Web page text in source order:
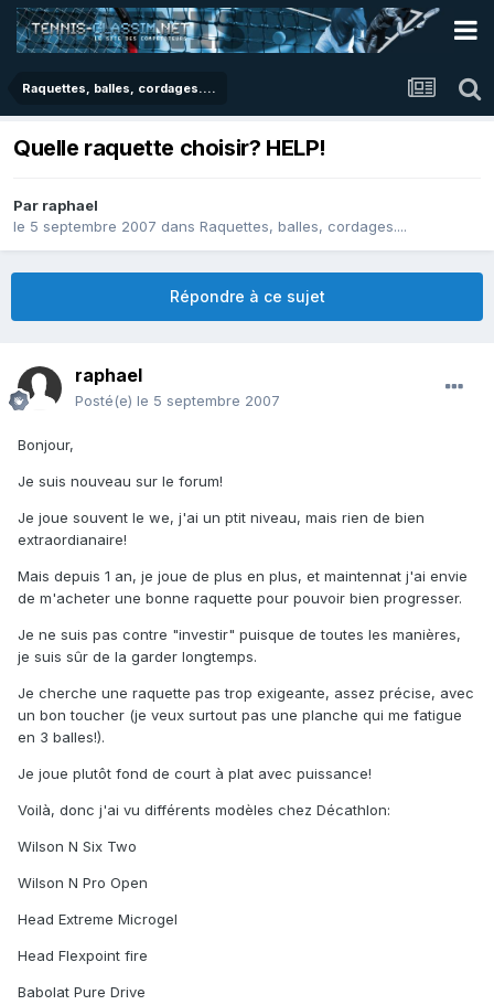
Raquettes, balles, cordages....
Quelle raquette choisir? HELP!
Par raphael
le 5 septembre 2007 dans Raquettes, balles, cordages....
Répondre à ce sujet
raphael
Posté(e) le 5 septembre 2007
Bonjour,
Je suis nouveau sur le forum!
Je joue souvent le we, j'ai un ptit niveau, mais rien de bien
extraordianaire!
Mais depuis 1 an, je joue de plus en plus, et maintennat j'ai envie
de m'acheter une bonne raquette pour pouvoir bien progresser.
Je ne suis pas contre "investir" puisque de toutes les manières,
je suis sûr de la garder longtemps.
Je cherche une raquette pas trop exigeante, assez précise, avec
un bon toucher (je veux surtout pas une planche qui me fatigue
en 3 balles!).
Je joue plutôt fond de court à plat avec puissance!
Voilà, donc j'ai vu différents modèles chez Décathlon:
Wilson N Six Two
Wilson N Pro Open
Head Extreme Microgel
Head Flexpoint fire
Babolat Pure Drive